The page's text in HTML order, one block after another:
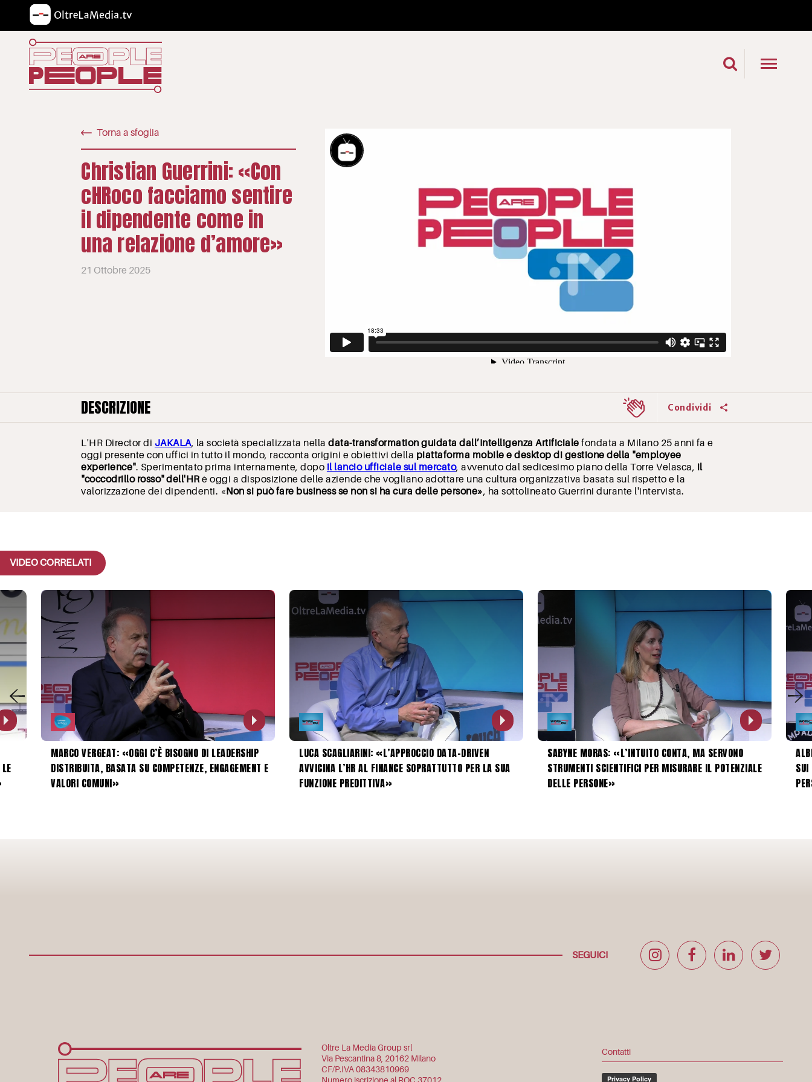
Torna a sfoglia
Christian Guerrini: «Con
cHRoco facciamo sentire
il dipendente come in
una relazione d’amore»
21 Ottobre 2025
DESCRIZIONE Condividi
L'HR Director di JAKALA, la società specializzata nelladata-transformation guidata dall’Intelligenza Artificiale fondata a Milano 25 anni fa e
oggi presente con uffici in tutto il mondo, racconta origini e obiettivi della piattaforma mobile e desktop di gestione della "employee
experience". Sperimentato prima internamente, dopo il lancio ufficiale sul mercato, avvenuto dal sedicesimo piano della Torre Velasca, il
"coccodrillo rosso" dell'HRè oggi a disposizione delle aziende che vogliano adottare una cultura organizzativa basata sul rispetto e la
valorizzazione dei dipendenti. «Non si può fare business se non si ha cura delle persone», ha sottolineato Guerrini durante l'intervista.
VIDEO CORRELATI
MARCO VERGEAT: «OGGI C’È BISOGNO DI LEADERSHIP
DISTRIBUITA, BASATA SU COMPETENZE, ENGAGEMENT E
VALORI COMUNI»
LUCA SCAGLIARINI: «L’APPROCCIO DATA-DRIVEN
AVVICINA L’HR AL FINANCE SOPRATTUTTO PER LA SUA
FUNZIONE PREDITTIVA»
SABYNE MORAS: «L’INTUITO CONTA, MA SERVONO
STRUMENTI SCIENTIFICI PER MISURARE IL POTENZIALE
DELLE PERSONE»
SUI
SEGUICI
Oltre La Media Group srl
Via Pescantina 8, 20162 Milano
CF/P.IVA 08343810969
Contatti